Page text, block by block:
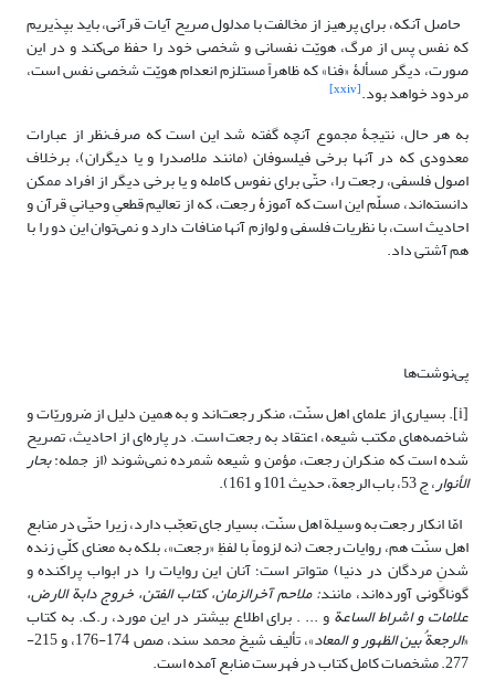
حاصل آنکه، برای پرهیز از مخالفت با مدلول صریح آیات قرآنی، باید بپذیریم
که نفس پس از مرگ، هویّت نفسانی و شخصی خود را حفظ می‌کند و در این
صورت، دیگر مسألۀ «فنا» که ظاهراً مستلزم انعدام هویّت شخصی نفس است،
مردود خواهد بود.[xxiv]
به هر حال، نتیجۀ مجموع آنچه گفته شد این است که صرف‌نظر از عبارات
معدودی که در آنها برخی فیلسوفان (مانند ملاصدرا و یا دیگران)، برخلاف
اصول فلسفی، رجعت را، حتّی برای نفوس کامله و یا برخی دیگر از افراد ممکن
دانسته‌اند، مسلّم این است که آموزۀ رجعت، که از تعالیم قطعیِ وحیانیِ قرآن و
احادیث است، با نظریات فلسفی و لوازم آنها منافات دارد و نمی‌توان این دو را با
هم آشتی داد.
پی‌نوشت‌ها
[i]. بسیاری از علمای اهل سنّت، منکر رجعت‌اند و به همین دلیل از ضروریّات و
شاخصه‌های مکتب شیعه، اعتقاد به رجعت است. در پاره‌ای از احادیث، تصریح
شده است که منکران رجعت، مؤمن و شیعه شمرده نمی‌شوند (از جمله:بحار
الأنوار، ج 53، باب الرجعة، حدیث 101 و 161).
امّا انکار رجعت به وسیلة اهل سنّت، بسیار جای تعجّب دارد، زیرا حتّی در منابع
اهل سنّت هم، روایات رجعت (نه لزوماً با لفظِ «رجعت»، بلکه به معنای کلّیِ زنده
شدنِ مردگان در دنیا) متواتر است؛ آنان این روایات را در ابواب پراکنده و
گوناگونی آورده‌اند، مانند: ملاحم آخرالزمان، کتاب الفتن، خروجدابة الارض،
علامات واشراط الساعةو ... . برای اطلاع بیشتر در این مورد، ر.ک. به کتاب
«الرجعةُبین الظهور و المعاد »، تألیف شیخ محمد سند، صص 174-176، و 215-
277. مشخصات کامل کتاب در فهرست منابع آمده است.